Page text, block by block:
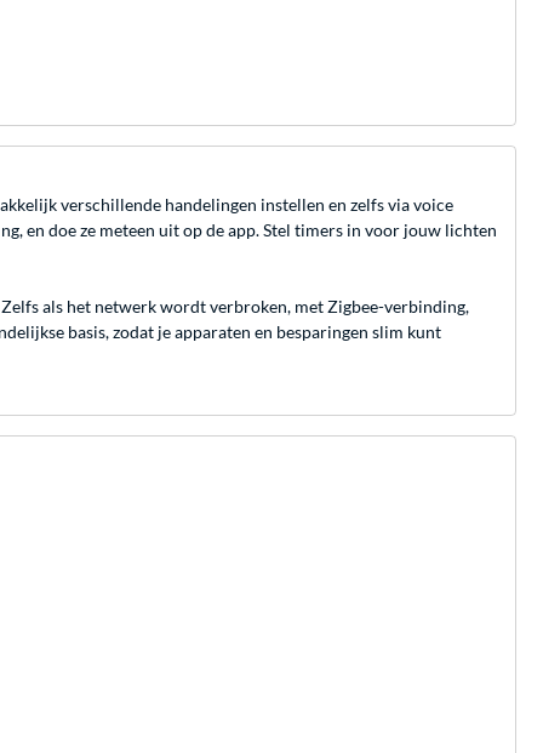
verschillende handelingen instellen en zelfs via voice
en doe ze meteen uit op de app. Stel timers in voor jouw lichten
als het netwerk wordt verbroken, met Zigbee-verbinding,
basis, zodat je apparaten en besparingen slim kunt